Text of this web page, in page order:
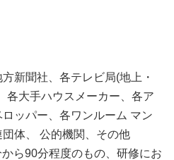
新聞社、各テレビ局(地上・
各大手ハウスメーカー、各ア
ッパー、各ワンルーム マン
体、 公的機関、その他
ら90分程度のもの、研修にお